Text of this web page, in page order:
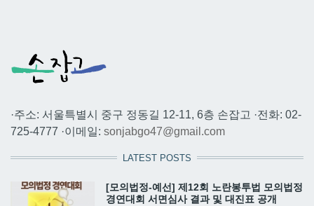
·주소: 서울특별시 중구 정동길 12-11, 6층 손잡고 ·전화: 02-
725-4777 ·이메일: sonjabgo47@gmail.com
LATEST POSTS
[모의법정-예선] 제12회 노란봉투법 모의법정
경연대회 서면심사 결과 및 대진표 공개